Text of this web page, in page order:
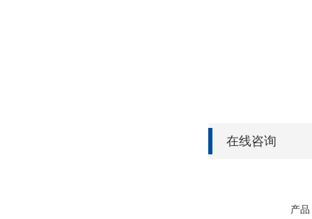
在线咨询
产品